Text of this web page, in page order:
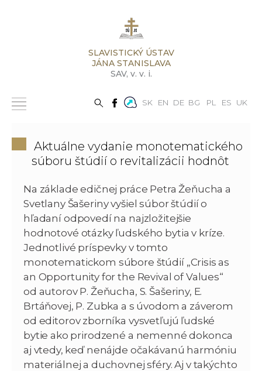
SLAVISTICKÝ ÚSTAV
JÁNA STANISLAVA
SAV, v. v. i.
UK
ES
PL
BG
DE
EN
SK
Aktuálne vydanie monotematického
súboru štúdií o revitalizácii hodnôt
Na základe edičnej práce Petra Žeňucha a
Svetlany Šašeriny vyšiel súbor štúdií o
hľadaní odpovedí na najzložitejšie
hodnotové otázky ľudského bytia v kríze.
Jednotlivé príspevky v tomto
monotematickom súbore štúdií „Crisis as
an Opportunity for the Revival of Values“
od autorov P. Žeňucha, S. Šašeriny, E.
Brtáňovej, P. Zubka a s úvodom a záverom
od editorov zborníka vysvetľujú ľudské
bytie ako prirodzené a nemenné dokonca
aj vtedy, keď nenájde očakávanú harmóniu
materiálnej a duchovnej sféry. Aj v takýchto